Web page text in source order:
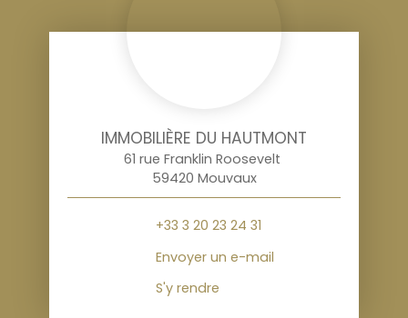
IMMOBILIÈRE DU HAUTMONT
61 rue Franklin Roosevelt
59420 Mouvaux
+33 3 20 23 24 31
Envoyer un e-mail
S'y rendre